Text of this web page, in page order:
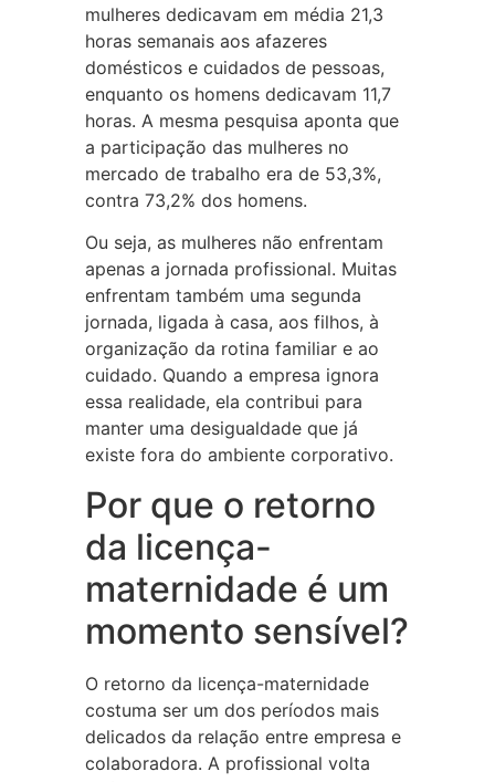
mulheres dedicavam em média 21,3
horas semanais aos afazeres
domésticos e cuidados de pessoas,
enquanto os homens dedicavam 11,7
horas. A mesma pesquisa aponta que
a participação das mulheres no
mercado de trabalho era de 53,3%,
contra 73,2% dos homens.
Ou seja, as mulheres não enfrentam
apenas a jornada profissional. Muitas
enfrentam também uma segunda
jornada, ligada à casa, aos filhos, à
organização da rotina familiar e ao
cuidado. Quando a empresa ignora
essa realidade, ela contribui para
manter uma desigualdade que já
existe fora do ambiente corporativo.
Por que o retorno
da licença-
maternidade é um
momento sensível?
O retorno da licença-maternidade
costuma ser um dos períodos mais
delicados da relação entre empresa e
colaboradora. A profissional volta